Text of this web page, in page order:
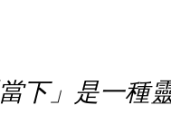
當下」是一種